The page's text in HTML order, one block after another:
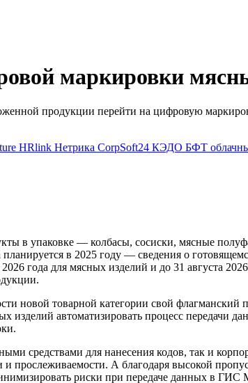
маркировки
продукции перейти на цифровую
HRlink Нетрика CorpSoft24 КЭДО БФТ
в упаковке — колбасы, сосиски, мясные
в 2025 году — сведения о
года для мясных изделий и до 31 августа
новой товарной категории свой
автоматизировать процесс передачи
средствами для нанесения кодов, так и
и прослеживаемости. А благодаря высокой
риски при передаче данных в ГИС